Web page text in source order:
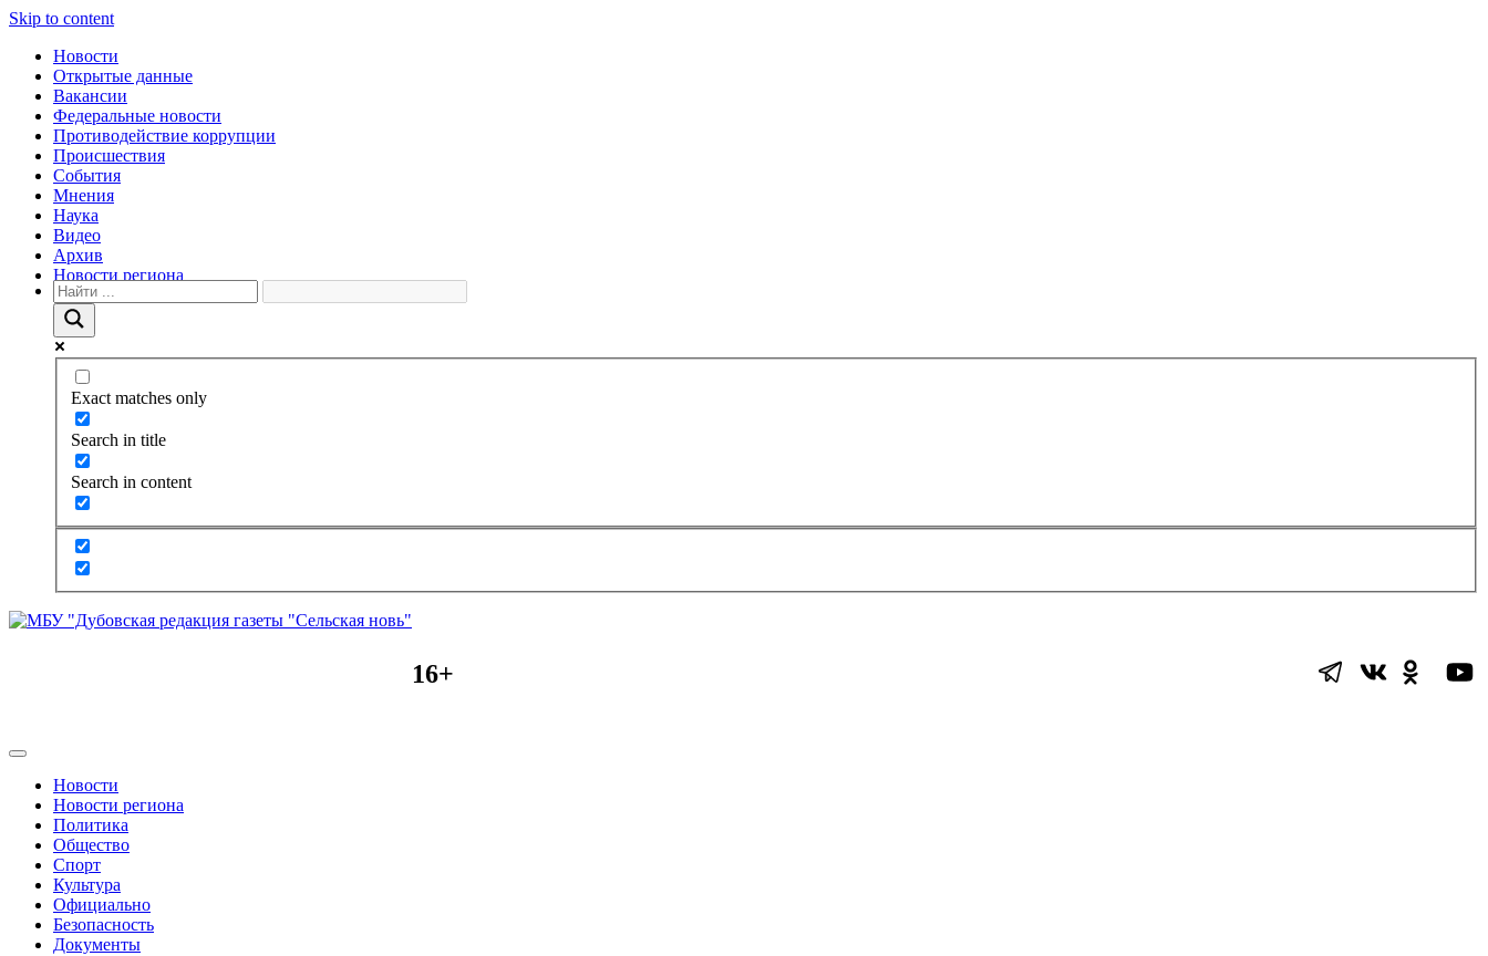
Skip to content
Новости
Открытые данные
Вакансии
Федеральные новости
Противодействие коррупции
Происшествия
События
Мнения
Наука
Видео
Архив
Новости региона
Exact matches only
Search in title
Search in content
16+
Новости
Новости региона
Политика
Общество
Спорт
Культура
Официально
Безопасность
Документы